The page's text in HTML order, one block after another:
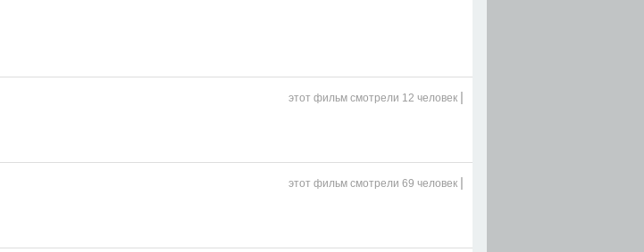
этот фильм смотрели 12 человек |
этот фильм смотрели 69 человек |